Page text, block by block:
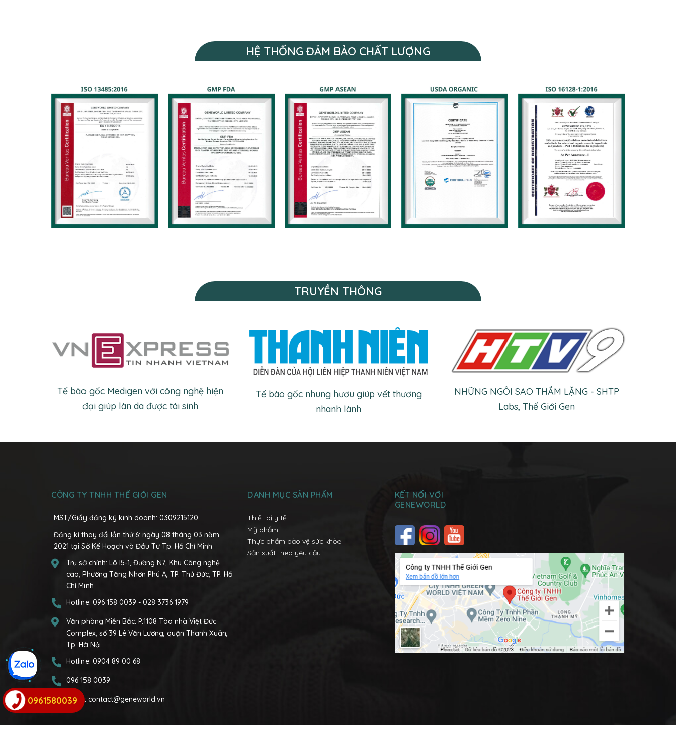
HỆ THỐNG ĐẢM BẢO CHẤT LƯỢNG
TRUYỀN THÔNG
Tế bào gốc Medigen với công nghệ hiện
đại giúp làn da được tái sinh
Tế bào gốc nhung hươu giúp vết thương
nhanh lành
NHỮNG NGÔI SAO THẦM LẶNG - SHTP
Labs, Thế Giới Gen
CÔNG TY TNHH THẾ GIỚI GEN
MST/Giấy đăng ký kinh doanh: 0309215120
Đăng kí thay đổi lần thứ 6: ngày 08 tháng 03 năm
2021 tại Sở Kế Hoạch và Đầu Tư Tp. Hồ Chí Minh
Trụ sở chính: Lô I5-1, Đường N7, Khu Công nghệ
cao, Phường Tăng Nhơn Phú A, TP. Thủ Đức, TP. Hồ
Chí Minh
Hotline: 096 158 0039 - 028 3736 1979
Văn phòng Miền Bắc: P.1108 Tòa nhà Việt Đức
Complex, số 39 Lê Văn Lương, quận Thanh Xuân,
Tp. Hà Nội
Hotline: 0904 89 00 68
096 158 0039
Email: contact@geneworld.vn
DANH MỤC SẢN PHẨM
Thiết bị y tế
Mỹ phẩm
Thực phẩm bảo vệ sức khỏe
Sản xuất theo yêu cầu
KẾT NỐI VỚI
GENEWORLD
0961580039